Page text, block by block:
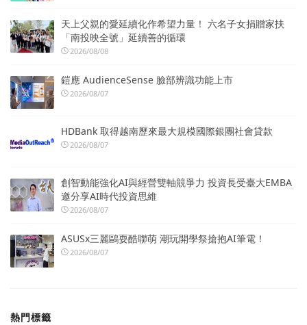
天上父親的愛延續化作希望力量！ 六名子女捐贈家扶
「南投映全號」延續善的循環
2026/08/08
鎧應 AudienceSense 臉部辨識功能上市
2026/08/07
HDBank 取得越南歷來最大規模國際銀團社會貸款
2026/08/07
創智動能強化AI與經營雙軸競爭力 投資長受臺大EMBA
邀分享AI時代投資思維
2026/08/07
ASUSx三麗鷗耍酷聯萌 潮玩開學祭搶抱AI筆電！
2026/08/07
熱門標籤